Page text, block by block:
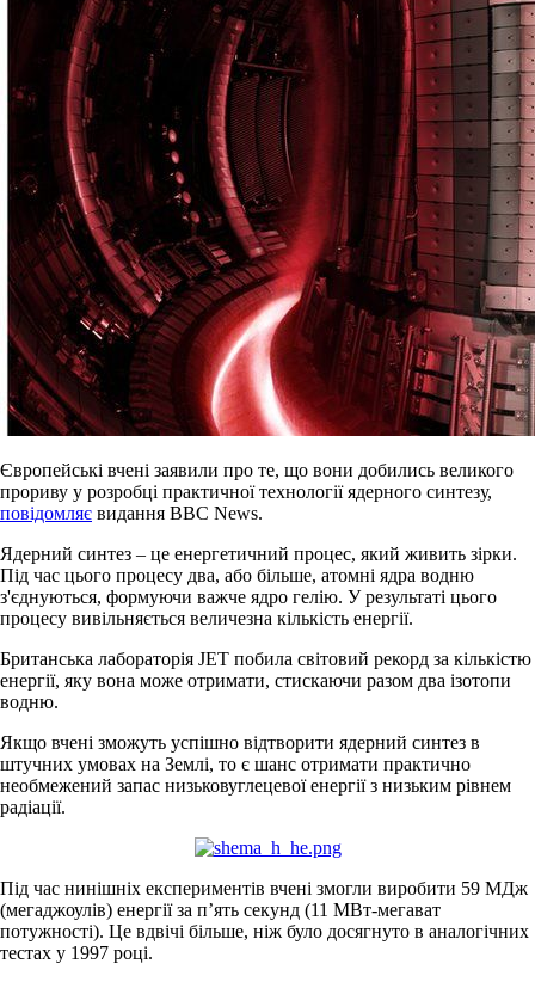
Європейські вчені заявили про те, що вони добились великого
прориву у розробці практичної технології ядерного синтезу,
повідомляє видання BBC News.
Ядерний синтез – це енергетичний процес, який живить зірки.
Під час цього процесу два, або більше, атомні ядра водню
з'єднуються, формуючи важче ядро гелію. У результаті цього
процесу вивільняється величезна кількість енергії.
Британська лабораторія JET побила світовий рекорд за кількістю
енергії, яку вона може отримати, стискаючи разом два ізотопи
водню.
Якщо вчені зможуть успішно відтворити ядерний синтез в
штучних умовах на Землі, то є шанс отримати практично
необмежений запас низьковуглецевої енергії з низьким рівнем
радіації.
Під час нинішніх експериментів вчені змогли виробити 59 МДж
(мегаджоулів) енергії за п’ять секунд (11 МВт-мегават
потужності). Це вдвічі більше, ніж було досягнуто в аналогічних
тестах у 1997 році.